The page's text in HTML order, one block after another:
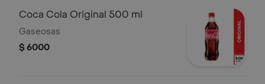
Coca Cola Original 500 ml
Gaseosas
$ 6000